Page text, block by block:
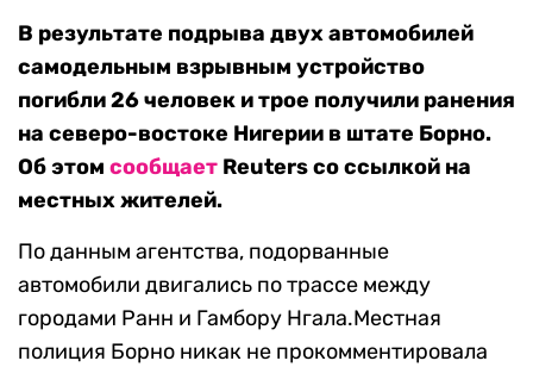
В результате подрыва двух автомобилей
самодельным взрывным устройство
погибли 26 человек и трое получили ранения
на северо-востоке Нигерии в штате Борно.
Об этом сообщает Reuters со ссылкой на
местных жителей.
По данным агентства, подорванные
автомобили двигались по трассе между
городами Ранн и Гамбору Нгала.Местная
полиция Борно никак не прокомментировала